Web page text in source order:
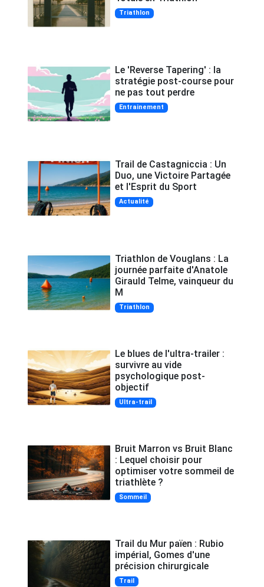
Triathlon
Le 'Reverse Tapering' : la
stratégie post-course pour
ne pas tout perdre
Entrainement
Trail de Castagniccia : Un
Duo, une Victoire Partagée
et l'Esprit du Sport
Actualité
Triathlon de Vouglans : La
journée parfaite d'Anatole
Girauld Telme, vainqueur du
M
Triathlon
Le blues de l'ultra-trailer :
survivre au vide
psychologique post-
objectif
Ultra-trail
Bruit Marron vs Bruit Blanc
: Lequel choisir pour
optimiser votre sommeil de
triathlète ?
Sommeil
Trail du Mur païen : Rubio
impérial, Gomes d'une
précision chirurgicale
Trail